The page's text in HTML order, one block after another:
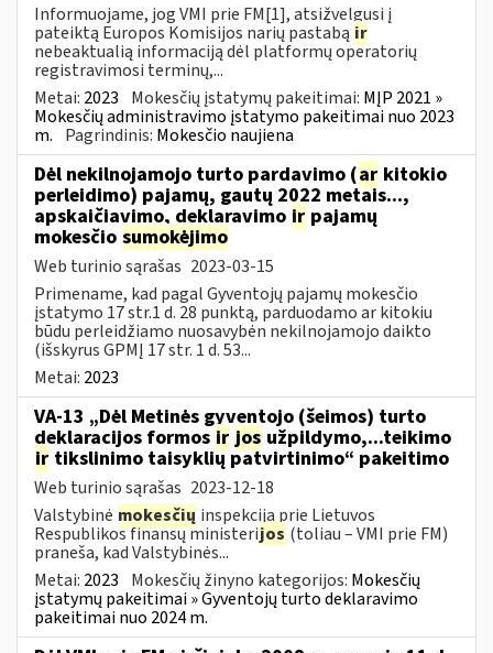
Informuojame, jog VMI prie FM[1], atsižvelgusi į
pateiktą Europos Komisijos narių pastabą ir
nebeaktualią informaciją dėl platformų operatorių
registravimosi terminų,...
Metai: 2023 Mokesčių įstatymų pakeitimai: MĮP 2021 »
Mokesčių administravimo įstatymo pakeitimai nuo 2023
m. Pagrindinis: Mokesčio naujiena
Dėl nekilnojamojo turto pardavimo (ar kitokio
perleidimo) pajamų, gautų 2022 metais...,
apskaičiavimo, deklaravimo ir pajamų
mokesčio sumokėjimo
Web turinio sąrašas 2023-03-15
Primename, kad pagal Gyventojų pajamų mokesčio
įstatymo 17 str.1 d. 28 punktą, parduodamo ar kitokiu
būdu perleidžiamo nuosavybėn nekilnojamojo daikto
(išskyrus GPMĮ 17 str. 1 d. 53...
Metai: 2023
VA-13 „Dėl Metinės gyventojo (šeimos) turto
deklaracijos formos ir jos užpildymo,...teikimo
ir tikslinimo taisyklių patvirtinimo“ pakeitimo
Web turinio sąrašas 2023-12-18
Valstybinė mokesčių inspekcija prie Lietuvos
Respublikos finansų ministerijos (toliau – VMI prie FM)
praneša, kad Valstybinės...
Metai: 2023 Mokesčių žinyno kategorijos: Mokesčių
įstatymų pakeitimai » Gyventojų turto deklaravimo
pakeitimai nuo 2024 m.